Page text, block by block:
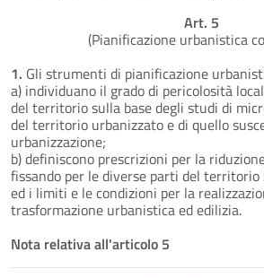
Art. 5
(Pianificazione urbanistica
1. Gli strumenti di pianificazione
a) individuano il grado di pericolosità
del territorio sulla base degli studi di
del territorio urbanizzato e di quello
urbanizzazione;
b) definiscono prescrizioni per la
fissando per le diverse parti del
ed i limiti e le condizioni per la
trasformazione urbanistica ed edilizia.
Nota relativa all'articolo 5